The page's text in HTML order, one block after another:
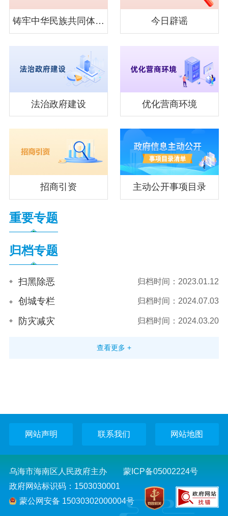
铸牢中华民族共同体意识 今日辟谣
法治政府建设 优化营商环境
招商引资 主动公开事项目录
重要专题
归档专题
扫黑除恶 归档时间：2023.01.12
创城专栏 归档时间：2024.07.03
防灾减灾 归档时间：2024.03.20
查看更多 +
网站声明 联系我们 网站地图
乌海市海南区人民政府主办 蒙ICP备05002224号
政府网站标识码：1503030001
蒙公网安备 15030302000004号